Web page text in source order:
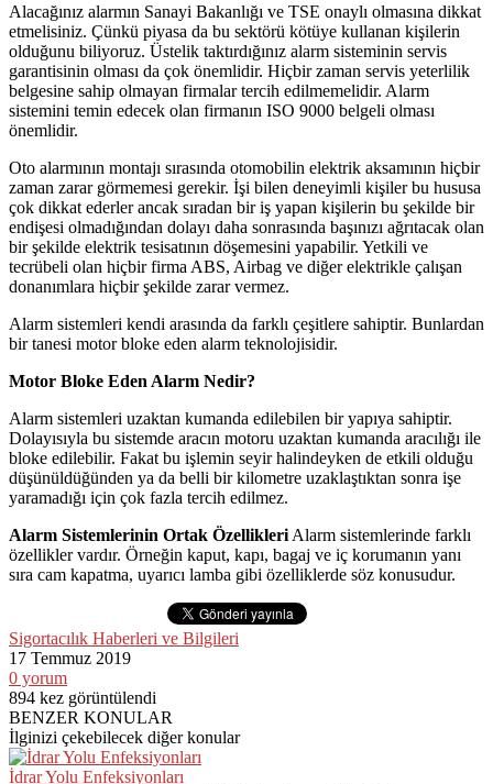
Alacağınız alarmın Sanayi Bakanlığı ve TSE onaylı olmasına dikkat
etmelisiniz. Çünkü piyasa da bu sektörü kötüye kullanan kişilerin
olduğunu biliyoruz. Üstelik taktırdığınız alarm sisteminin servis
garantisinin olması da çok önemlidir. Hiçbir zaman servis yeterlilik
belgesine sahip olmayan firmalar tercih edilmemelidir. Alarm
sistemini temin edecek olan firmanın ISO 9000 belgeli olması
önemlidir.
Oto alarmının montajı sırasında otomobilin elektrik aksamının hiçbir
zaman zarar görmemesi gerekir. İşi bilen deneyimli kişiler bu hususa
çok dikkat ederler ancak sıradan bir iş yapan kişilerin bu şekilde bir
endişesi olmadığından dolayı daha sonrasında başınızı ağrıtacak olan
bir şekilde elektrik tesisatının döşemesini yapabilir. Yetkili ve
tecrübeli olan hiçbir firma ABS, Airbag ve diğer elektrikle çalışan
donanımlara hiçbir şekilde zarar vermez.
Alarm sistemleri kendi arasında da farklı çeşitlere sahiptir. Bunlardan
bir tanesi motor bloke eden alarm teknolojisidir.
Motor Bloke Eden Alarm Nedir?
Alarm sistemleri uzaktan kumanda edilebilen bir yapıya sahiptir.
Dolayısıyla bu sistemde aracın motoru uzaktan kumanda aracılığı ile
bloke edilebilir. Fakat bu işlemin seyir halindeyken de etkili olduğu
düşünüldüğünden ya da belli bir kilometre uzaklaştıktan sonra işe
yaramadığı için çok fazla tercih edilmez.
Alarm Sistemlerinin Ortak Özellikleri Alarm sistemlerinde farklı
özellikler vardır. Örneğin kaput, kapı, bagaj ve iç korumanın yanı
sıra cam kapatma, uyarıcı lamba gibi özelliklerde söz konusudur.
Sigortacılık Haberleri ve Bilgileri
17 Temmuz 2019
0 yorum
894 kez görüntülendi
BENZER KONULAR
İlginizi çekebilecek diğer konular
İdrar Yolu Enfeksiyonları